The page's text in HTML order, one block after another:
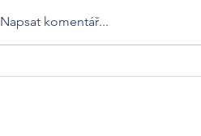
Napsat komentář...